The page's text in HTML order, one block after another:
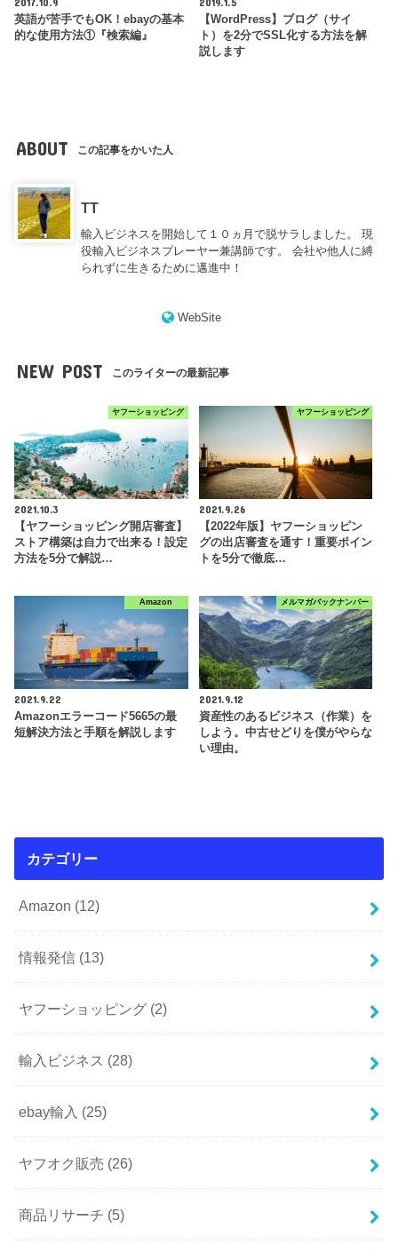
英語が苦手でもOK！ebayの基本
的な使用方法①『検索編』
【WordPress】ブログ（サイ
ト）を2分でSSL化する方法を解
説します
ABOUT この記事をかいた人
TT
輸入ビジネスを開始して１０ヵ月で脱サラしました。 現
役輸入ビジネスプレーヤー兼講師です。 会社や他人に縛
られずに生きるために邁進中！
WebSite
NEW POST このライターの最新記事
ヤフーショッピング
2021.10.3
【ヤフーショッピング開店審査】
ストア構築は自力で出来る！設定
方法を5分で解説…
ヤフーショッピング
2021.9.26
【2022年版】ヤフーショッピン
グの出店審査を通す！重要ポイン
トを5分で徹底…
Amazon
2021.9.22
Amazonエラーコード5665の最
短解決方法と手順を解説します
メルマガバックナンバー
2021.9.12
資産性のあるビジネス（作業）を
しよう。中古せどりを僕がやらな
い理由。
カテゴリー
Amazon (12)
情報発信 (13)
ヤフーショッピング (2)
輸入ビジネス (28)
ebay輸入 (25)
ヤフオク販売 (26)
商品リサーチ (5)